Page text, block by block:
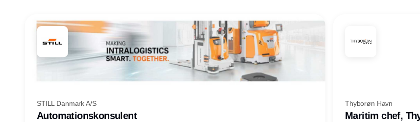
STILL Danmark A/S
Automationskonsulent
Thyborøn Havn
Maritim chef,